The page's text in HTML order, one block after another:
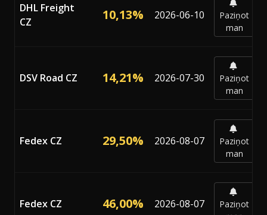
DHL Freight
CZ
10,13% 2026-06-10
Paziņot
man
DSV Road CZ 14,21% 2026-07-30
Paziņot
man
Fedex CZ 29,50% 2026-08-07
Paziņot
man
Fedex CZ 46,00% 2026-08-07
Paziņot